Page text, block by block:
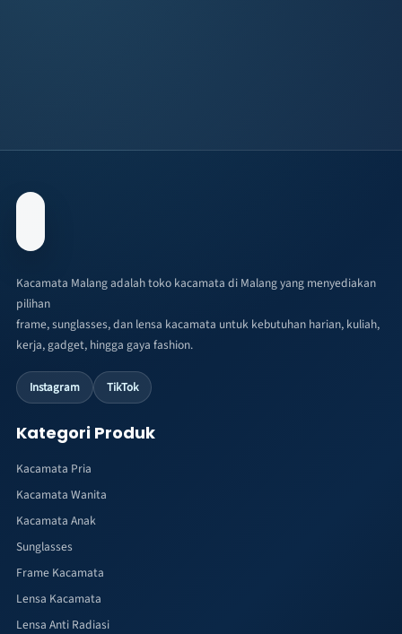
Kacamata Malang adalah toko kacamata di Malang yang menyediakan
pilihan
frame, sunglasses, dan lensa kacamata untuk kebutuhan harian, kuliah,
kerja, gadget, hingga gaya fashion.
Instagram TikTok
Kategori Produk
Kacamata Pria
Kacamata Wanita
Kacamata Anak
Sunglasses
Frame Kacamata
Lensa Kacamata
Lensa Anti Radiasi